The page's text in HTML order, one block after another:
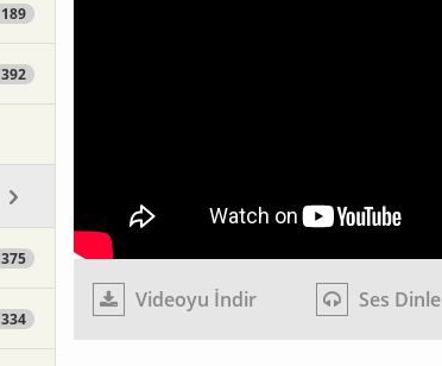
189
392
375
334
Videoyu İndir Ses Dinle